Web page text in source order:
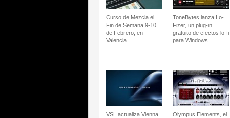
Curso de Mezcla el
Fin de Semana 9-10
de Febrero, en
Valencia.
ToneBytes lanza Lo-
Fizer, un plug-in
gratuito de efectos lo-fi
para Windows.
VSL actualiza Vienna
Olympus Elements, el